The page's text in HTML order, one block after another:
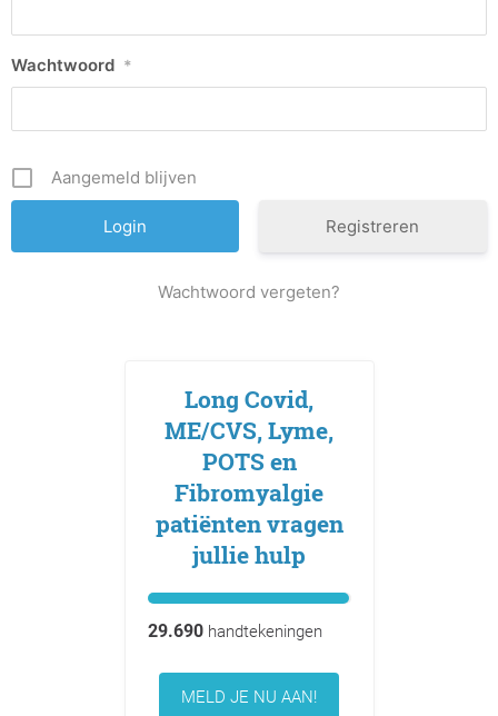
Wachtwoord *
Aangemeld blijven
Registreren
Wachtwoord vergeten?
Long Covid,
ME/CVS, Lyme,
POTS en
Fibromyalgie
patiënten vragen
jullie hulp
29.690handtekeningen
MELD JE NU AAN!